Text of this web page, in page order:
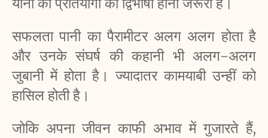
सफलता पानी का पैरामीटर अलग अलग होता है
और उनके संघर्ष की कहानी भी अलग-अलग
जुबानी में होता है। ज्यादातर कामयाबी उन्हीं को
हासिल होती है।
जोकि अपना जीवन काफी अभाव में गुजारते हैं,